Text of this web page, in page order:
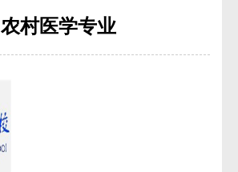
农村医学专业